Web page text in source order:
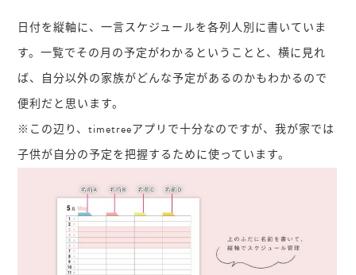
日付を縦軸に、一言スケジュールを各列人別に書いていま
す。一覧でその月の予定がわかるということと、横に見れ
ば、自分以外の家族がどんな予定があるのかもわかるので
便利だと思います。
※この辺り、timetreeアプリで十分なのですが、我が家では
子供が自分の予定を把握するために使っています。